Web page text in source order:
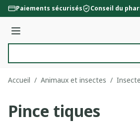
Aller au contenu
Paiements sécurisés Conseil du
Menu
Accueil / Animaux et insectes /
Pince tiques